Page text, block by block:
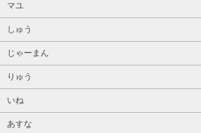
マユ
しゅう
じゃーまん
りゅう
いね
あすな